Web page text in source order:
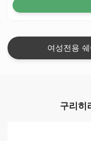
여성전용
구리히